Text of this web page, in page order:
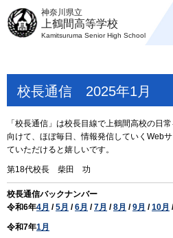
神奈川県立
上鶴間高等学校
Kamitsuruma Senior High School
校長通信 2025年1月
「校長通信」は校長目線で上鶴間高校の日
向けて、ほぼ毎日、情報発信していくWeb
ていただけると嬉しいです。
第18代校長 柴田 功
校長通信バックナンバー
令和6年4月 /5月 /6月 /7月 /8月 /9月 /10月
令和7年1月